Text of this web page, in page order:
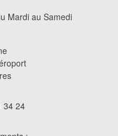
Mardi au Samedi
34 24